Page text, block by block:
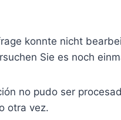
konnte nicht
Sie es noch
no pudo ser
otra vez.